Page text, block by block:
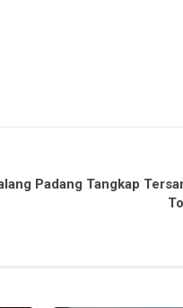
Padang Tangkap